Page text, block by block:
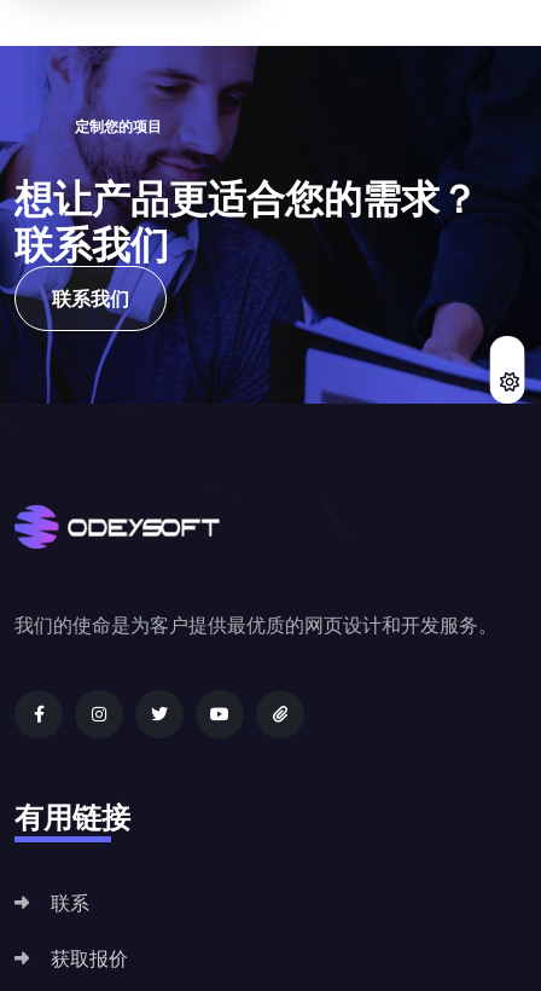
定制您的项目
想让产品更适合您的需求 ？
联系我们
联系我们
我们的使命是为客户提供最优质的网页设计和开发服务。
有用链接
联系
获取报价